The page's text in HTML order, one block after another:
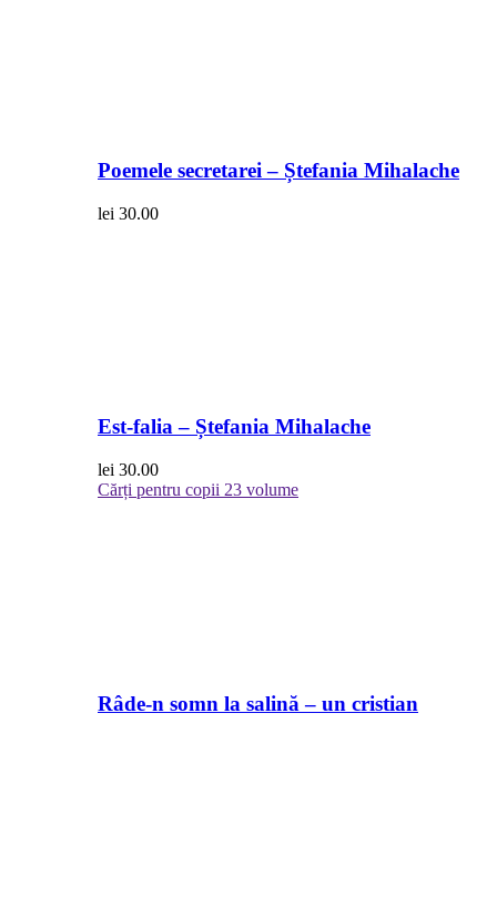
Poemele secretarei – Ștefania Mihalache
lei 30.00
Est-falia – Ștefania Mihalache
lei 30.00
Cărți pentru copii 23 volume
Râde-n somn la salină – un cristian